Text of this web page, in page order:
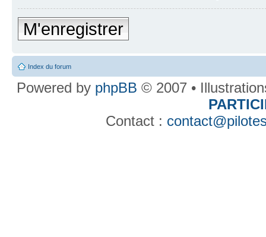
M'enregistrer
Index du forum
Powered by phpBB © 2007 •
Contact :